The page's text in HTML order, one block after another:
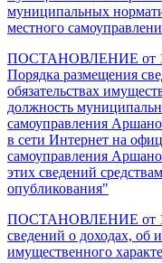
муниципальных
местного
ПОСТАНОВЛЕНИЕ от
Порядка размещения
обязательствах
должность
самоуправления
в сети Интернет на
самоуправления
этих сведений
опубликования"
ПОСТАНОВЛЕНИЕ от
сведений о доходах, об
имущественного